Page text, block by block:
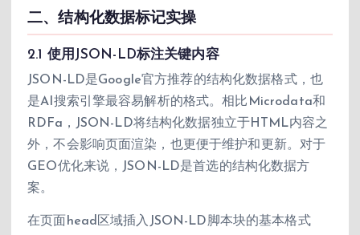
二、结构化数据标记实操
2.1 使用JSON-LD标注关键内容
JSON-LD是Google官方推荐的结构化数据格式，也
是AI搜索引擎最容易解析的格式。相比Microdata和
RDFa，JSON-LD将结构化数据独立于HTML内容之
外，不会影响页面渲染，也更便于维护和更新。对于
GEO优化来说，JSON-LD是首选的结构化数据方
案。
在页面head区域插入JSON-LD脚本块的基本格式